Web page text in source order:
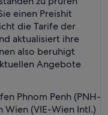
einen Preishit
die Tarife der
aktualisiert ihre
also beruhigt
Angebote
Phnom Penh (PNH-
Wien (VIE-Wien Intl.)